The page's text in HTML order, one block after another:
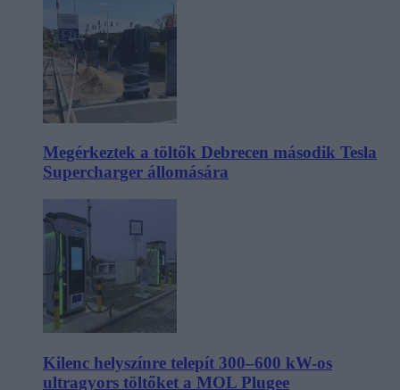
Megérkeztek a töltők Debrecen második Tesla
Supercharger állomására
Kilenc helyszínre telepít 300–600 kW-os
ultragyors töltőket a MOL Plugee